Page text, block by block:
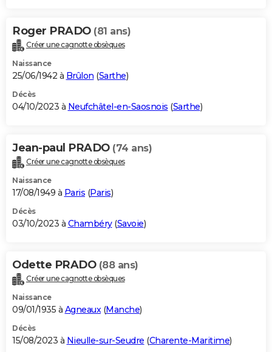
Roger PRADO (81 ans)
Créer une cagnotte obsèques
Naissance
25/06/1942 à Brûlon (Sarthe)
Décès
04/10/2023 à Neufchâtel-en-Saosnois (Sarthe)
Jean-paul PRADO (74 ans)
Créer une cagnotte obsèques
Naissance
17/08/1949 à Paris (Paris)
Décès
03/10/2023 à Chambéry(Savoie)
Odette PRADO (88 ans)
Créer une cagnotte obsèques
Naissance
09/01/1935 à Agneaux(Manche)
Décès
15/08/2023 à Nieulle-sur-Seudre (Charente-Maritime)